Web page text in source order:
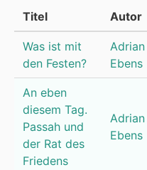
Titel Autor
Was ist mit
den Festen?
Adrian
Ebens
An eben
diesem Tag.
Passah und
der Rat des
Friedens
Adrian
Ebens